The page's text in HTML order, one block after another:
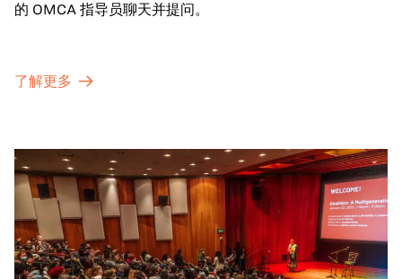
的 OMCA 指导员聊天并提问。
了解更多